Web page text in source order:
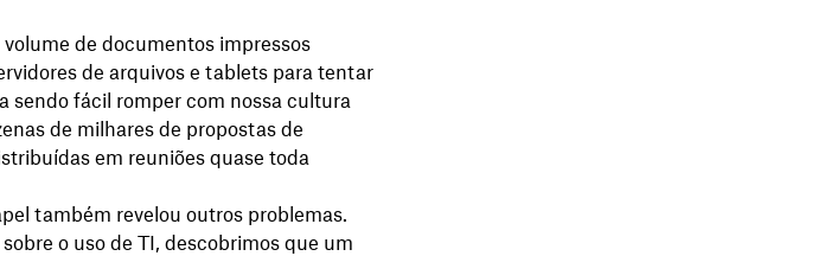
de documentos impressos
de arquivos e tablets para tentar
sendo fácil romper com nossa cultura
de milhares de propostas de
em reuniões quase toda
também revelou outros problemas.
o uso de TI, descobrimos que um